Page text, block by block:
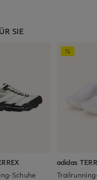
SIE
Schuhe
adidas